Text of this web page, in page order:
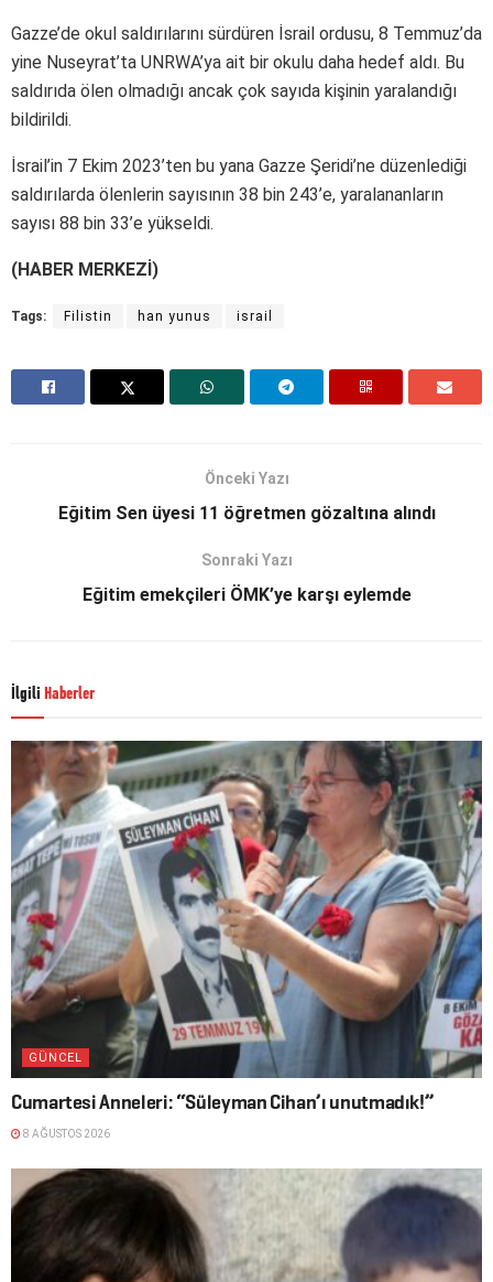
Gazze’de okul saldırılarını sürdüren İsrail ordusu, 8 Temmuz’da
yine Nuseyrat’ta UNRWA’ya ait bir okulu daha hedef aldı. Bu
saldırıda ölen olmadığı ancak çok sayıda kişinin yaralandığı
bildirildi.
İsrail’in 7 Ekim 2023’ten bu yana Gazze Şeridi’ne düzenlediği
saldırılarda ölenlerin sayısının 38 bin 243’e, yaralananların
sayısı 88 bin 33’e yükseldi.
(HABER MERKEZİ)
Tags: Filistin han yunus israil
Önceki Yazı
Eğitim Sen üyesi 11 öğretmen gözaltına alındı
Sonraki Yazı
Eğitim emekçileri ÖMK’ye karşı eylemde
İlgili Haberler
GÜNCEL
Cumartesi Anneleri: “Süleyman Cihan’ı unutmadık!”
8 AĞUSTOS 2026